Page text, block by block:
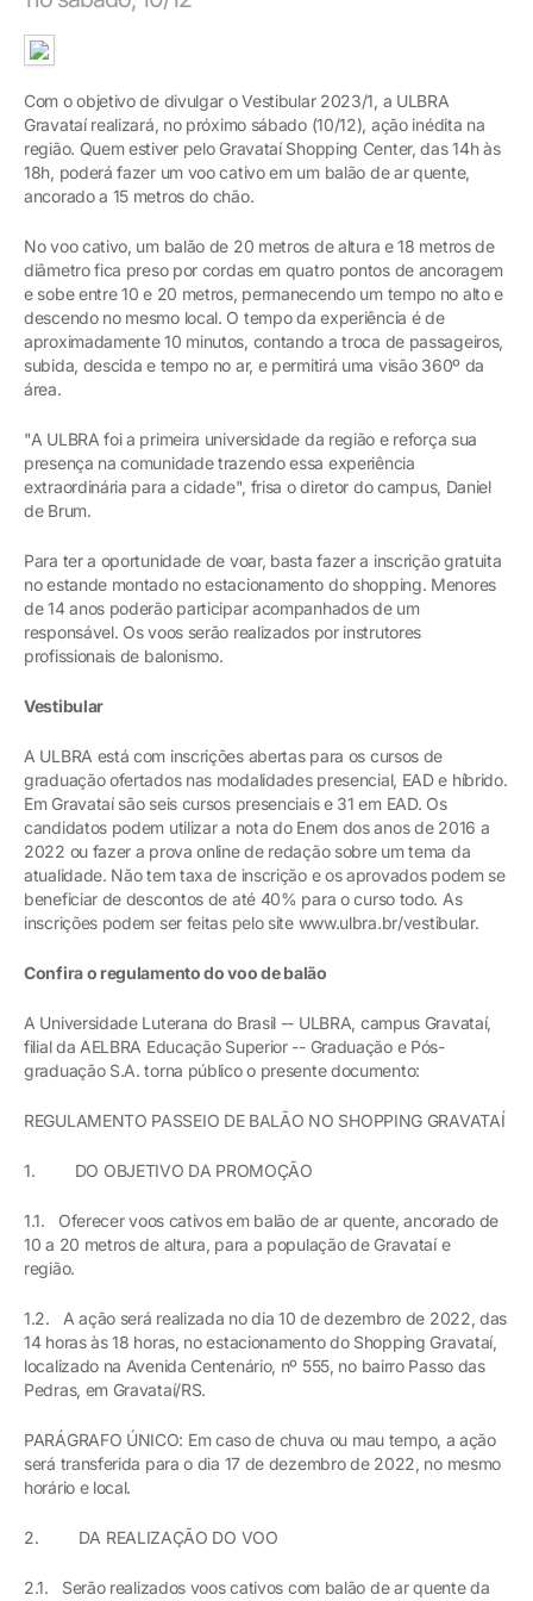
Com o objetivo de divulgar o Vestibular 2023/1, a ULBRA
Gravataí realizará, no próximo sábado (10/12), ação inédita na
região. Quem estiver pelo Gravataí Shopping Center, das 14h às
18h, poderá fazer um voo cativo em um balão de ar quente,
ancorado a 15 metros do chão.
No voo cativo, um balão de 20 metros de altura e 18 metros de
diâmetro fica preso por cordas em quatro pontos de ancoragem
e sobe entre 10 e 20 metros, permanecendo um tempo no alto e
descendo no mesmo local. O tempo da experiência é de
aproximadamente 10 minutos, contando a troca de passageiros,
subida, descida e tempo no ar, e permitirá uma visão 360º da
área.
"A ULBRA foi a primeira universidade da região e reforça sua
presença na comunidade trazendo essa experiência
extraordinária para a cidade", frisa o diretor do campus, Daniel
de Brum.
Para ter a oportunidade de voar, basta fazer a inscrição gratuita
no estande montado no estacionamento do shopping. Menores
de 14 anos poderão participar acompanhados de um
responsável. Os voos serão realizados por instrutores
profissionais de balonismo.
Vestibular
A ULBRA está com inscrições abertas para os cursos de
graduação ofertados nas modalidades presencial, EAD e híbrido.
Em Gravataí são seis cursos presenciais e 31 em EAD. Os
candidatos podem utilizar a nota do Enem dos anos de 2016 a
2022 ou fazer a prova online de redação sobre um tema da
atualidade. Não tem taxa de inscrição e os aprovados podem se
beneficiar de descontos de até 40% para o curso todo. As
inscrições podem ser feitas pelo site www.ulbra.br/vestibular.
Confira o regulamento do voo de balão
A Universidade Luterana do Brasil -- ULBRA, campus Gravataí,
filial da AELBRA Educação Superior -- Graduação e Pós-
graduação S.A. torna público o presente documento:
REGULAMENTO PASSEIO DE BALÃO NO SHOPPING GRAVATAÍ
1. DO OBJETIVO DA PROMOÇÃO
1.1. Oferecer voos cativos em balão de ar quente, ancorado de
10 a 20 metros de altura, para a população de Gravataí e
região.
1.2. A ação será realizada no dia 10 de dezembro de 2022, das
14 horas às 18 horas, no estacionamento do Shopping Gravataí,
localizado na Avenida Centenário, nº 555, no bairro Passo das
Pedras, em Gravataí/RS.
PARÁGRAFO ÚNICO: Em caso de chuva ou mau tempo, a ação
será transferida para o dia 17 de dezembro de 2022, no mesmo
horário e local.
2. DA REALIZAÇÃO DO VOO
2.1. Serão realizados voos cativos com balão de ar quente da